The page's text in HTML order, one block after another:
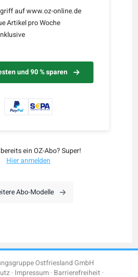
auf www.oz-online.de
Artikel pro Woche
und 90 % sparen
ein OZ-Abo? Super!
Hier anmelden
Abo-Modelle
Ostfriesland GmbH
Impressum Barrierefreiheit